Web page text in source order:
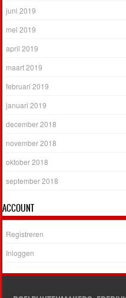
juni 2019
mei 2019
april 2019
maart 2019
februari 2019
januari 2019
december 2018
november 2018
oktober 2018
september 2018
ACCOUNT
Registreren
Inloggen